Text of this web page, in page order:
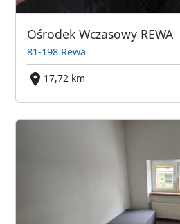
Ośrodek Wczasowy REWA
81-198 Rewa
17,72 km